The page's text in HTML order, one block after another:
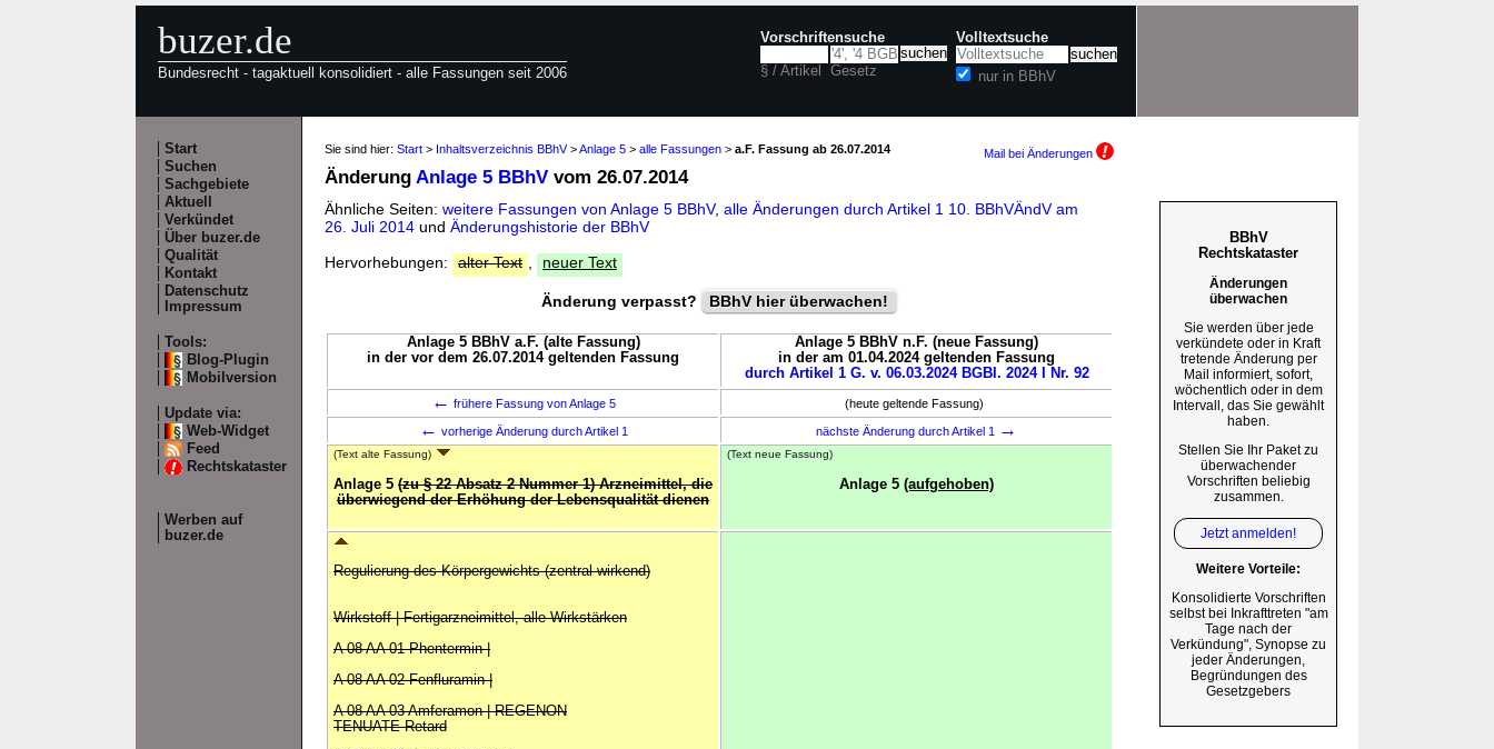
buzer.de
Bundesrecht - tagaktuell konsolidiert - alle Fassungen seit 2006
Vorschriftensuche
§ / Artikel Gesetz
Volltextsuche
nur in BBhV
Start
Suchen
Sachgebiete
Aktuell
Verkündet
Über buzer.de
Qualität
Kontakt
Datenschutz
Impressum
Tools:
Blog-Plugin
Mobilversion
Update via:
Web-Widget
Feed
Rechtskataster
Werben auf
buzer.de
Sie sind hier: Start > Inhaltsverzeichnis BBhV>Anlage 5 > alle Fassungen > a.F. Fassung ab 26.07.2014 Mail bei Änderungen
Änderung Anlage 5 BBhV vom 26.07.2014
Ähnliche Seiten: weitere Fassungen von Anlage 5 BBhV, alle Änderungen durch Artikel 1 10. BBhVÄndV am
26. Juli 2014 und Änderungshistorie der BBhV
Hervorhebungen:
alter Text neuer Text
Änderung verpasst? BBhV hier überwachen!
Anlage 5 BBhV a.F. (alte Fassung)
in der vor dem 26.07.2014 geltenden Fassung
Anlage 5 BBhV n.F. (neue Fassung)
in der am 01.04.2024 geltenden Fassung
durch Artikel 1 G. v. 06.03.2024 BGBl. 2024 I Nr. 92
← frühere Fassung von Anlage 5 (heute geltende Fassung)
← vorherige Änderung durch Artikel 1 nächste Änderung durch Artikel 1 →
(Text alte Fassung)
Anlage 5 (zu § 22 Absatz 2 Nummer 1) Arzneimittel, die
überwiegend der Erhöhung der Lebensqualität dienen
(Text neue Fassung)
Anlage 5 (aufgehoben)
Regulierung des Körpergewichts (zentral wirkend)
Wirkstoff | Fertigarzneimittel, alle Wirkstärken
A 08 AA 01 Phentermin |
A 08 AA 02 Fenfluramin |
A 08 AA 03 Amferamon | REGENON
TENUATE Retard
BBhV
Rechtskataster
Änderungen
überwachen
Sie werden über jede
verkündete oder in Kraft
tretende Änderung per
Mail informiert, sofort,
wöchentlich oder in dem
Intervall, das Sie gewählt
haben.
Stellen Sie Ihr Paket zu
überwachender
Vorschriften beliebig
zusammen.
Jetzt anmelden!
Weitere Vorteile:
Konsolidierte Vorschriften
selbst bei Inkrafttreten "am
Tage nach der
Verkündung", Synopse zu
jeder Änderungen,
Begründungen des
Gesetzgebers